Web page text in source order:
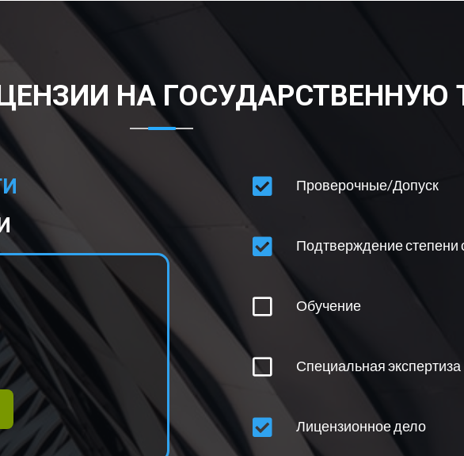
НА ГОСУДАРСТВЕННУЮ
Проверочные/Допуск
Подтверждение степени
Обучение
Специальная экспертиза
Лицензионное дело